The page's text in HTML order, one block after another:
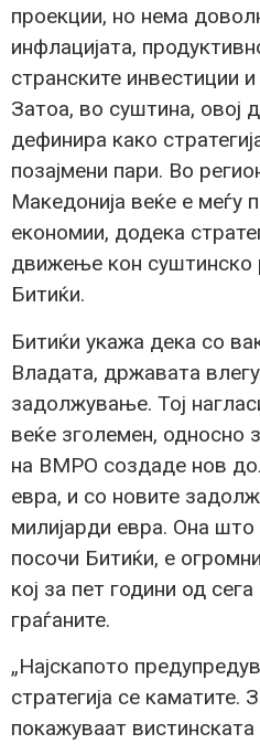
проекции, но нема
инфлацијата,
странските инвестиции
Затоа, во суштина, овој
дефинира како
позајмени пари. Во
Македонија веќе е меѓу
економии, додека
движење кон суштинско
Битиќи.
Битиќи укажа дека со
Владата, државата
задолжување. Тој
веќе зголемен, односно
на ВМРО создаде нов
евра, и со новите
милијарди евра. Она
посочи Битиќи, е
кој за пет години од
граѓаните.
„Најскапото
стратегија се каматите.
покажуваат